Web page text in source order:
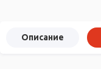
Описание